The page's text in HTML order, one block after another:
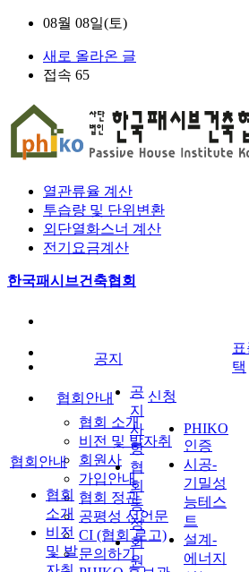
08월 08일(토)
새로 올라온 글
접속 65
열관류율 계산
투습량 및 단위변환
외단열화스너 계산
전기요금계산
한국패시브건축협회
협회안내
협회 소개
비전 및 발자취
회원사
가입안내
협회 정관
공평성 선언문
CI (협회 로고)
문의하기
협회안내
협회
소개
비전
및 발
공지
공
지
사
항
협
회
동
정
회
원
신청
PHIKO
인증
시공-
기밀성
능테스
트
설계-
에너지
택